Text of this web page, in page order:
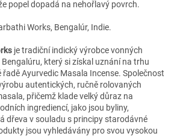
popel dopadá na nehořlavý povrch.
Works, Bengalúr, Indie.
je tradiční indický výrobce vonných
který si získal uznání na trhu
řadě Ayurvedic Masala Incense. Společnost
autentických, ručně rolovaných
přičemž klade velký důraz na
ingrediencí, jako jsou byliny,
dřeva v souladu s principy starodávné
jsou vyhledávány pro svou vysokou